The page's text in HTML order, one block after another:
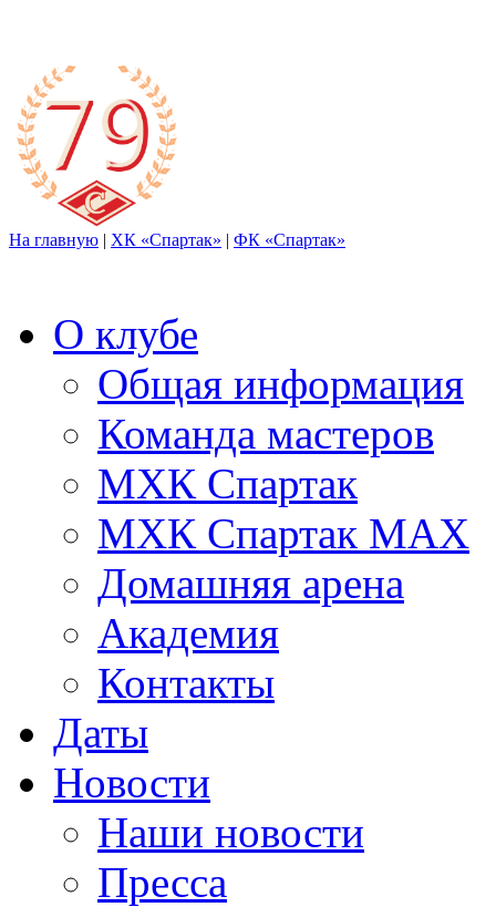
На главную | ХК «Спартак» | ФК «Спартак»
О клубе
Общая информация
Команда мастеров
МХК Спартак
МХК Спартак МАХ
Домашняя арена
Академия
Контакты
Даты
Новости
Наши новости
Пресса